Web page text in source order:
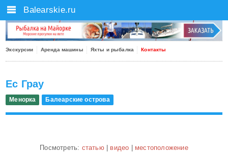
Экскурсии Аренда машины Яхты и рыбалка Контакты
Ес Грау
Менорка Балеарские острова
Посмотреть: статью| видео местоположение
Balearskie.ru